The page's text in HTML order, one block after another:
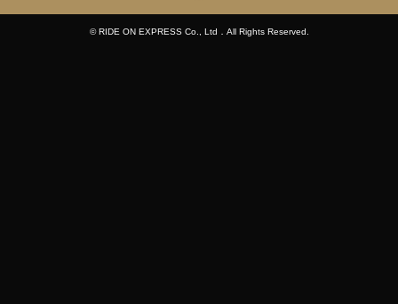
© RIDE ON EXPRESS Co., Ltd．All Rights Reserved.